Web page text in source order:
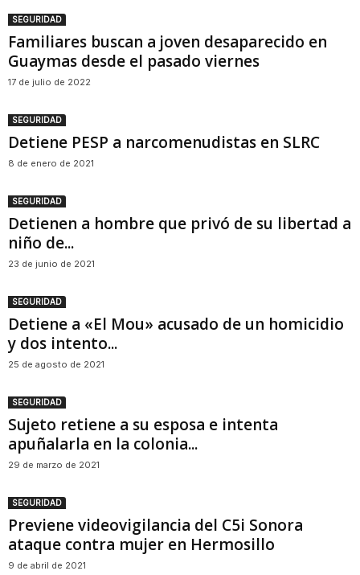
SEGURIDAD
Familiares buscan a joven desaparecido en
Guaymas desde el pasado viernes
17 de julio de 2022
SEGURIDAD
Detiene PESP a narcomenudistas en SLRC
8 de enero de 2021
SEGURIDAD
Detienen a hombre que privó de su libertad a
niño de...
23 de junio de 2021
SEGURIDAD
Detiene a «El Mou» acusado de un homicidio
y dos intento...
25 de agosto de 2021
SEGURIDAD
Sujeto retiene a su esposa e intenta
apuñalarla en la colonia...
29 de marzo de 2021
SEGURIDAD
Previene videovigilancia del C5i Sonora
ataque contra mujer en Hermosillo
9 de abril de 2021